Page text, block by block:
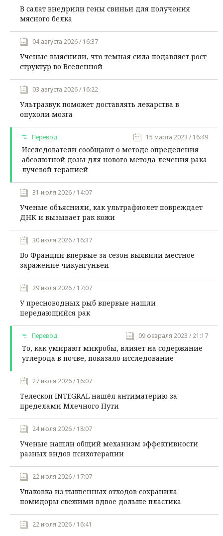
В салат внедрили гены свиньи для получения
мясного белка
04 августа 2026 / 16:37
Ученые выяснили, что темная сила подавляет рост
структур во Вселенной
03 августа 2026 / 16:22
Ультразвук поможет доставлять лекарства в
опухоли мозга
Перевод 15 марта 2023 / 16:49
Исследователи сообщают о методе определения
абсолютной дозы для нового метода лечения рака
лучевой терапией
31 июля 2026 / 14:07
Ученые объяснили, как ультрафиолет повреждает
ДНК и вызывает рак кожи
30 июля 2026 / 16:37
Во Франции впервые за сезон выявили местное
заражение чикунгуньей
29 июля 2026 / 17:07
У пресноводных рыб впервые нашли
передающийся рак
Перевод 09 февраля 2023 / 21:17
То, как умирают микробы, влияет на содержание
углерода в почве, показало исследование
27 июля 2026 / 16:07
Телескоп INTEGRAL нашёл антиматерию за
пределами Млечного Пути
24 июля 2026 / 18:07
Ученые нашли общий механизм эффективности
разных видов психотерапии
22 июля 2026 / 17:07
Упаковка из тыквенных отходов сохранила
помидоры свежими вдвое дольше пластика
22 июля 2026 / 16:41